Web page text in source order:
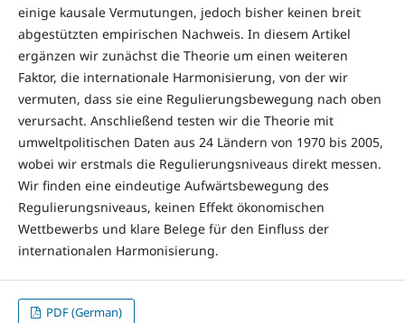
einige kausale Vermutungen, jedoch bisher keinen breit
abgestützten empirischen Nachweis. In diesem Artikel
ergänzen wir zunächst die Theorie um einen weiteren
Faktor, die internationale Harmonisierung, von der wir
vermuten, dass sie eine Regulierungsbewegung nach oben
verursacht. Anschließend testen wir die Theorie mit
umweltpolitischen Daten aus 24 Ländern von 1970 bis 2005,
wobei wir erstmals die Regulierungsniveaus direkt messen.
Wir finden eine eindeutige Aufwärtsbewegung des
Regulierungsniveaus, keinen Effekt ökonomischen
Wettbewerbs und klare Belege für den Einfluss der
internationalen Harmonisierung.
PDF (German)